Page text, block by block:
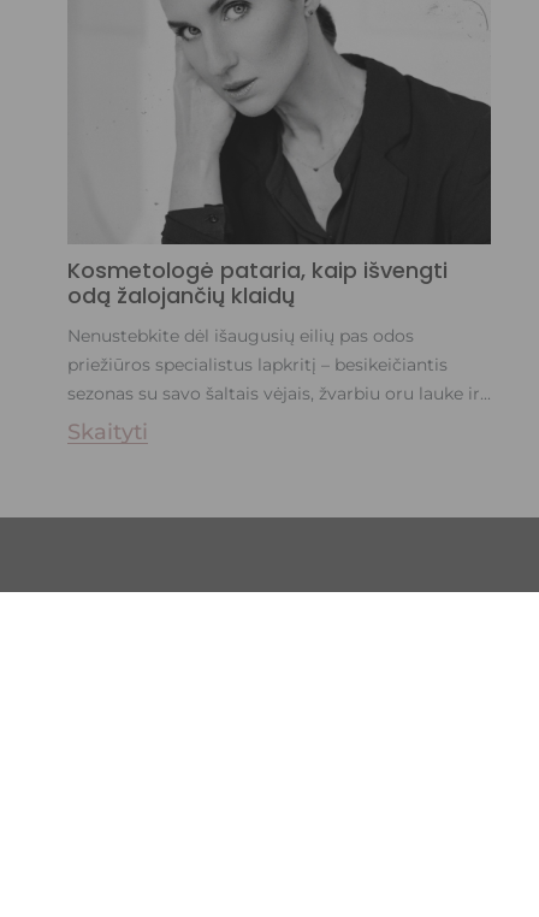
Kosmetologė pataria, kaip išvengti
odą žalojančių klaidų
Nenustebkite dėl išaugusių eilių pas odos
priežiūros specialistus lapkritį – besikeičiantis
sezonas su savo šaltais vėjais, žvarbiu oru lauke ir...
Skaityti
Naujienlaiškio prenumerata